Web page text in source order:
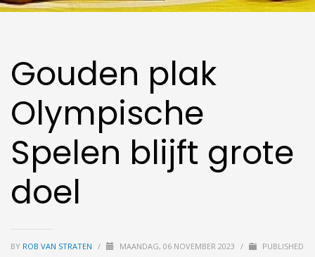
Gouden plak
Olympische
Spelen blijft grote
doel
BY ROB VAN STRATEN / MAANDAG, 06 NOVEMBER 2023 /
PUBLISHED